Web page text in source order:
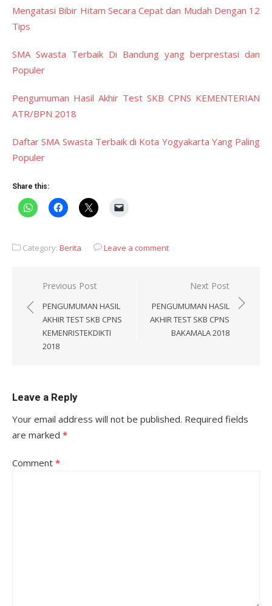
Mengatasi Bibir Hitam Secara Cepat dan Mudah Dengan 12
Tips
SMA Swasta Terbaik Di Bandung yang berprestasi dan
Populer
Pengumuman Hasil Akhir Test SKB CPNS KEMENTERIAN
ATR/BPN 2018
Daftar SMA Swasta Terbaik di Kota Yogyakarta Yang Paling
Populer
Share this:
Category: Berita Leave a comment
Post
navigation
Previous Post
PENGUMUMAN HASIL
AKHIR TEST SKB CPNS
KEMENRISTEKDIKTI
2018
Next Post
PENGUMUMAN HASIL
AKHIR TEST SKB CPNS
BAKAMALA 2018
Leave a Reply
Your email address will not be published. Required fields
are marked *
Comment *